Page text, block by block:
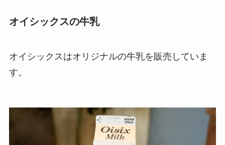
オイシックスの牛乳
オイシックスはオリジナルの牛乳を販売していま
す。